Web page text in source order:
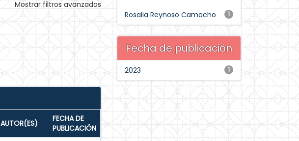
Mostrar filtros avanzados
AUTOR(ES)
FECHA DE
PUBLICACIÓN
1
Rosalia Reynoso Camacho
Fecha de publicación
1
2023